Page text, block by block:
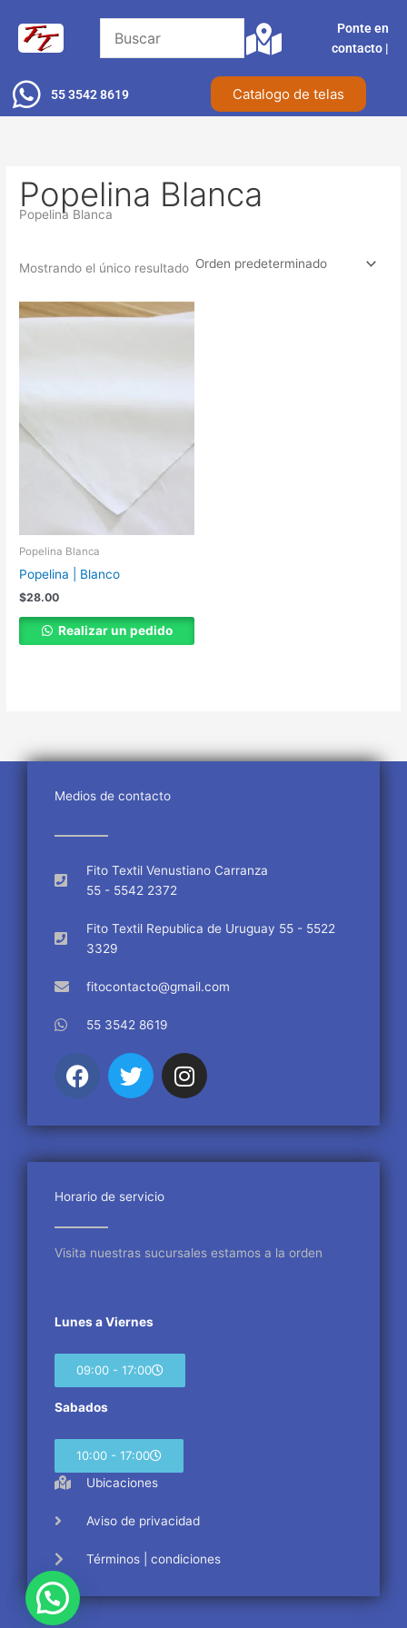
contenido
Ponte en
contacto |​
55 3542 8619 Catalogo de telas
Popelina Blanca
Popelina Blanca
Mostrando el único resultado
Popelina Blanca
Popelina | Blanco
$28.00
Realizar un pedido
Medios de contacto
Fito Textil Venustiano Carranza
55 - 5542 2372
Fito Textil Republica de Uruguay 55 - 5522
3329
fitocontacto@gmail.com
55 3542 8619
F
a
e
b
o
k
T
w
t
t
r
I
n
t
a
m
Horario de servicio
Visita nuestras sucursales estamos a la orden
Lunes a Viernes
09:00 - 17:00
Sabados
10:00 - 17:00
Ubicaciones
Aviso de privacidad
Términos | condiciones